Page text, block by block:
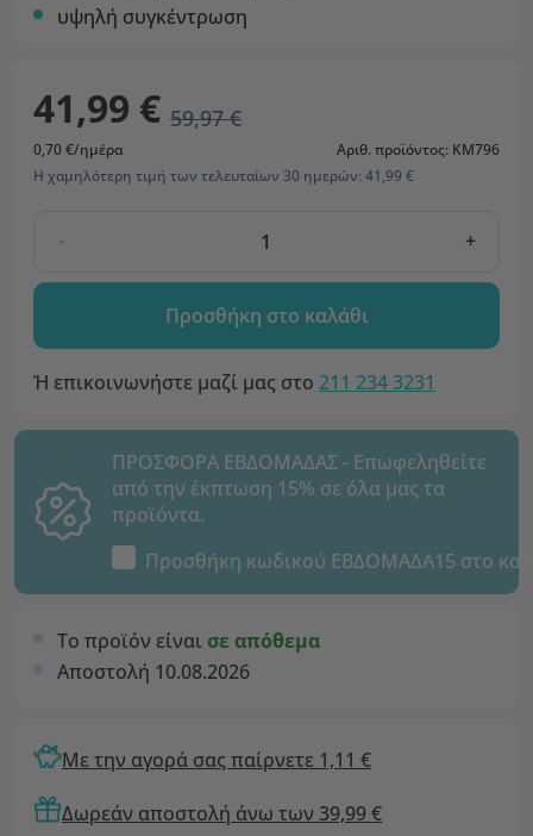
υψηλή συγκέντρωση
41,99 € 59,97 €
0,70 €/ημέρα
Αριθ. προϊόντος: KM796
Η χαμηλότερη τιμή των τελευταίων 30 ημερών: 41,99 €
- +
Προσθήκη στο καλάθι
Ή επικοινωνήστε μαζί μας στο 211 234 3231
ΠΡΟΣΦΟΡΑ ΕΒΔΟΜΑΔΑΣ - Επωφεληθείτε
από την έκπτωση 15% σε όλα μας τα
προϊόντα.
Προσθήκη κωδικού ΕΒΔΟΜΑΔΑ15 στο
Το προϊόν είναι σε απόθεμα
Αποστολή 10.08.2026
Με την αγορά σας παίρνετε 1,11 €
Δωρεάν αποστολή άνω των 39,99 €